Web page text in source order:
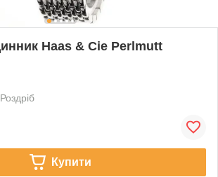
Haas & Cie Perlmutt
Роздріб
Купити